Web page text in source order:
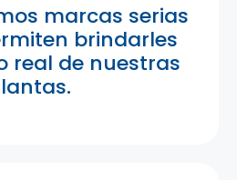
marcas serias
brindarles
real de nuestras